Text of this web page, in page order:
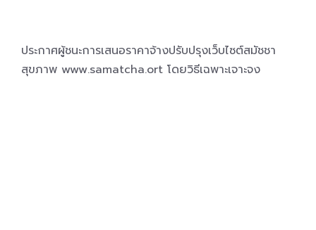
ประกาศผู้ชนะการเสนอราคาจ้างปรับปรุงเว็บไซต์สมัชชา
สุขภาพ www.samatcha.ort โดยวิธีเฉพาะเจาะจง